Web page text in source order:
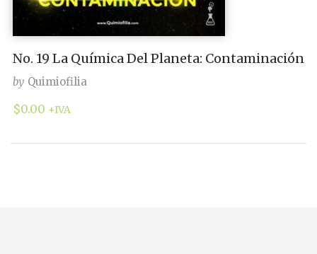
No. 19 La Química Del Planeta: Contaminación
by Quimiofilia
$0.00 +IVA